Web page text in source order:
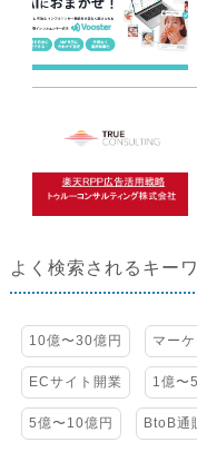
よく検索されるキー
10億〜30億円 マー
ECサイト開業 1億〜
5億〜10億円 BtoB通